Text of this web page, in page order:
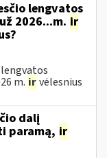
lengvatos
už 2026...m. ir
m. irvėlesnius
dalį
paramą, ir